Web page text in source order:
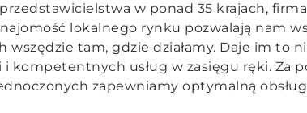
w ponad 35 krajach,
lokalnego rynku pozwalają nam
wszędzie tam, gdzie działamy. Daje im to
kompetentnych usług w zasięgu ręki. Za
zapewniamy optymalną